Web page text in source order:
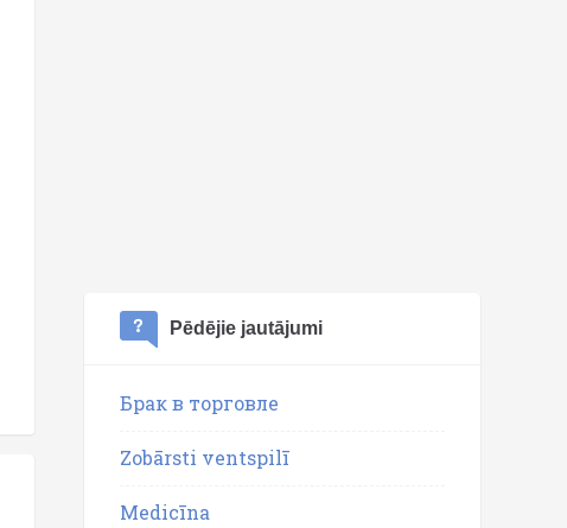
Pēdējie jautājumi
Брак в торговле
Zobārsti ventspilī
Medicīna